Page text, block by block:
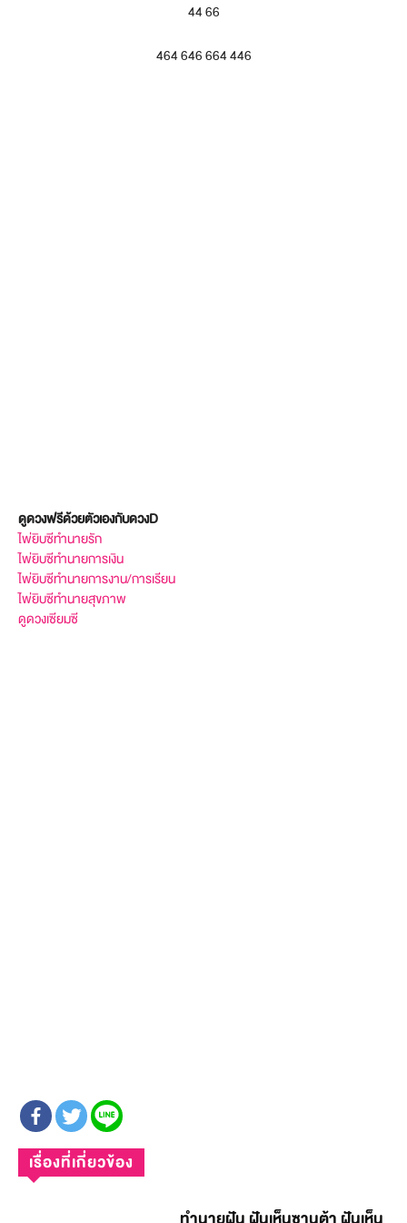
44 66
464 646 664 446
ดูดวงฟรีด้วยตัวเองกับดวงD
ไพ่ยิบซีทำนายรัก
ไพ่ยิบซีทำนายการเงิน
ไพ่ยิบซีทำนายการงาน/การเรียน
ไพ่ยิบซีทำนายสุขภาพ
ดูดวงเซียมซี
เรื่องที่เกี่ยวข้อง